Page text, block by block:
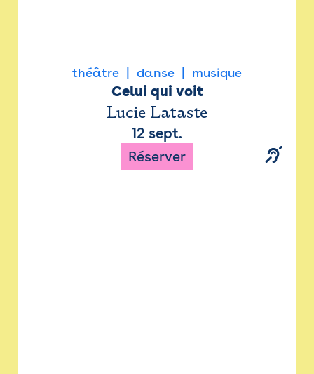
théâtre danse musique
Celui qui voit
Lucie Lataste
12 sept.
Réserver